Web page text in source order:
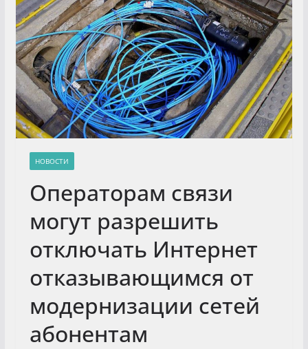
НОВОСТИ
Операторам связи
могут разрешить
отключать Интернет
отказывающимся от
модернизации сетей
абонентам